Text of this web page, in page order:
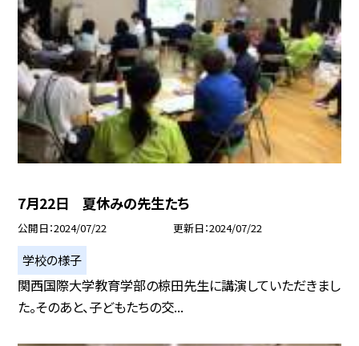
7月22日 夏休みの先生たち
公開日 2024/07/22 更新日 2024/07/22
学校の様子
関西国際大学教育学部の椋田先生に講演していただきまし
た。そのあと、子どもたちの交...